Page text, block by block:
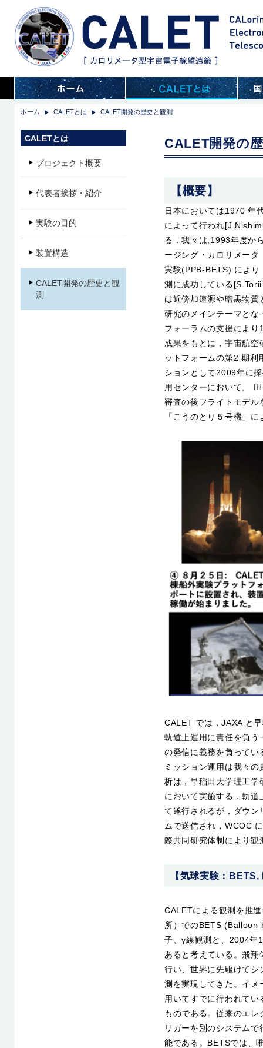
ホーム CALETとは CALET開発の歴史と観測
CALET開発の
【概要】
日本においては1970 年
によって行われ
る．我々は,1993年度か
ージング・カロリメー
実験(PPB-BETS) によ
測に成功している
は近傍加速源や暗黒物
研究のメインテーマと
フォーラムの支援によ
成果をもとに，宇宙航
ットフォームの第2 期利
ションとして2009年に
用センターにおいて,
審査の後フライトモデ
「こうのとり５号機」
CALET では，JAXA と
軌道上運用に責任を負う
の発信に義務を負ってい
ミッション運用は我々
析は，早稲田大学理工
において実施する．軌
て遂行されるが，ダウ
ムで送信され，WCOC
際共同研究体制により
【気球実験：
CALETによる観測を推
所）でのBETS
子、γ線観測と、2004年
あると考えている。飛
行い、世界に先駆けてシ
測を実現してきた。イ
用いてすでに行われて
ものである。従来のエ
リガーを別のシステム
能である。BETSでは、
CALETとは
プロジェクト概要
代表者挨拶・紹介
実験の目的
装置構造
CALET開発の歴史と観
測